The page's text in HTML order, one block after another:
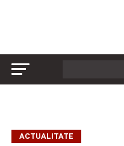
ACTUALITATE